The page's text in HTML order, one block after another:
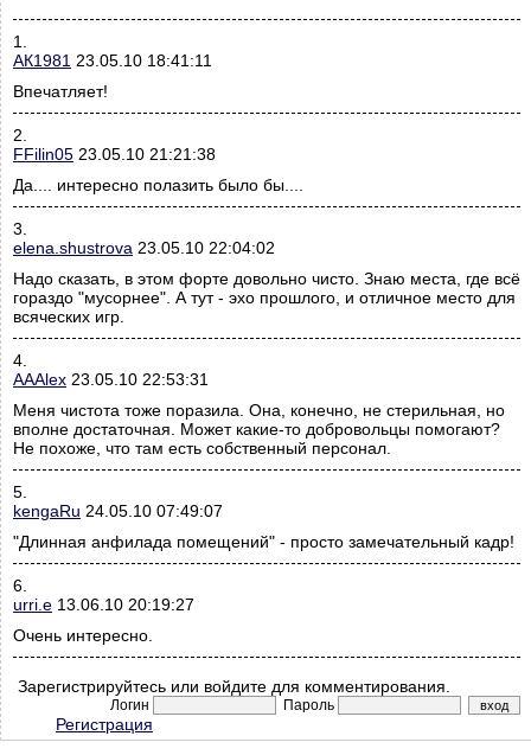
1.
АК1981 23.05.10 18:41:11
Впечатляет!
2.
FFilin05 23.05.10 21:21:38
Да.... интересно полазить было бы....
3.
elena.shustrova 23.05.10 22:04:02
Надо сказать, в этом форте довольно чисто. Знаю места, где всё
гораздо "мусорнее". А тут - эхо прошлого, и отличное место для
всяческих игр.
4.
AAAlex 23.05.10 22:53:31
Меня чистота тоже поразила. Она, конечно, не стерильная, но
вполне достаточная. Может какие-то добровольцы помогают?
Не похоже, что там есть собственный персонал.
5.
kengaRu 24.05.10 07:49:07
"Длинная анфилада помещений" - просто замечательный кадр!
6.
urri.e 13.06.10 20:19:27
Очень интересно.
Зарегистрируйтесь или войдите для комментирования.
Логин Пароль
Регистрация